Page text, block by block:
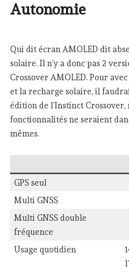
Autonomie
Qui dit écran AMOLED dit
solaire. Il n’y a donc pas 2
Crossover AMOLED. Pour
et la recharge solaire, il
édition de l’Instinct Crossover,
fonctionnalités ne seraient
mêmes.
GPS seul
Multi GNSS
Multi GNSS double
fréquence
Usage quotidien